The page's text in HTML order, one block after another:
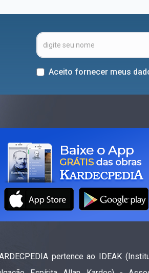
Aceito fornecer meus
pertence ao IDEAK